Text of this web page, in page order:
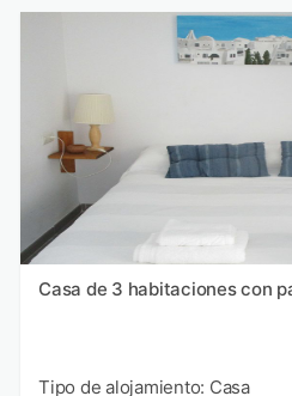
Casa de 3 habitaciones con
Tipo de alojamiento: Casa